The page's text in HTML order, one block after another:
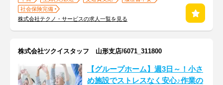
社会保険完備
株式会社テクノ・サービスの求人一覧を見る
株式会社ツクイスタッフ 山形支店/6071_311800
【グループホーム】週3日～！小さ
め施設でストレスなく安心♪作業の